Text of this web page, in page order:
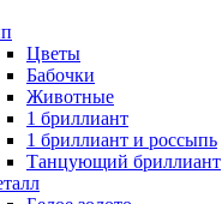
Цветы
Бабочки
Животные
1 бриллиант
1 бриллиант и россыпь
Танцующий бриллиант